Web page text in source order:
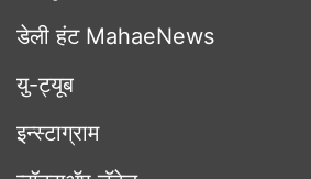
डेली हंट MahaeNews
यु-ट्यूब
इन्स्टाग्राम